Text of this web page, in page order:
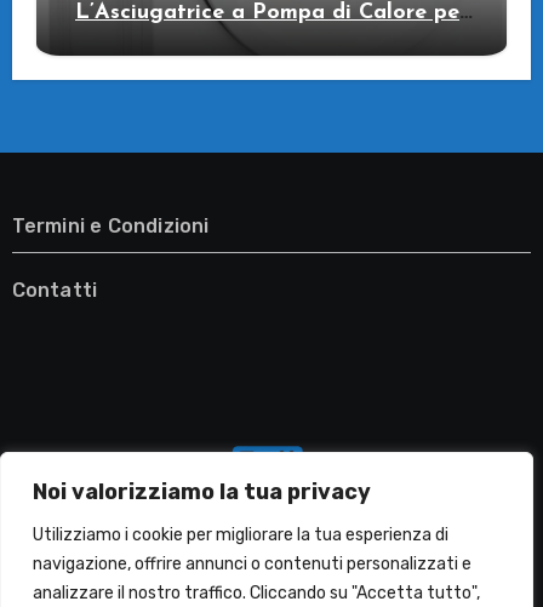
Noi valorizziamo la tua privacy
Utilizziamo i cookie per migliorare la tua esperienza di
navigazione, offrire annunci o contenuti personalizzati e
analizzare il nostro traffico. Cliccando su "Accetta tutto",
L’Asciugatrice a Pompa di Calore per
il Tuo Benessere
Termini e Condizioni
Contatti